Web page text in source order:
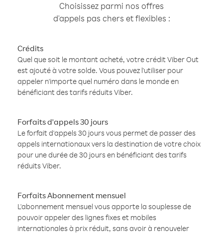
Choisissez parmi nos offres
d'appels pas chers et flexibles :
Crédits
Quel que soit le montant acheté, votre crédit Viber Out
est ajouté à votre solde. Vous pouvez l'utiliser pour
appeler n'importe quel numéro dans le monde en
bénéficiant des tarifs réduits Viber.
Forfaits d'appels 30 jours
Le forfait d'appels 30 jours vous permet de passer des
appels internationaux vers la destination de votre choix
pour une durée de 30 jours en bénéficiant des tarifs
réduits Viber.
Forfaits Abonnement mensuel
L'abonnement mensuel vous apporte la souplesse de
pouvoir appeler des lignes fixes et mobiles
internationales à prix réduit, sans avoir à renouveler